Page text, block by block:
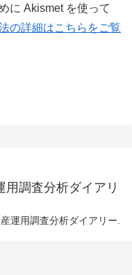
に Akismet を使って
の詳細はこちらをご覧
調査分析ダイアリ
用調査分析ダイアリー.